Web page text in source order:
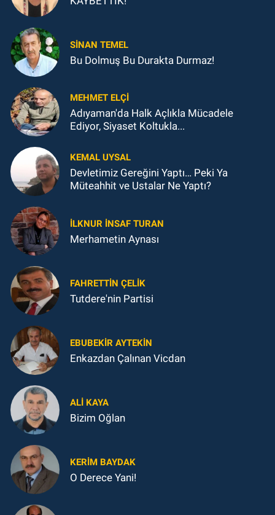
SINAN TEMEL
Bu Dolmuş Bu Durakta Durmaz!
MEHMET ELÇI
Adıyaman'da Halk Açlıkla Mücadele
Ediyor, Siyaset Koltukla...
KEMAL UYSAL
Devletimiz Gereğini Yaptı… Peki Ya
Müteahhit ve Ustalar Ne Yaptı?
İLKNUR İNSAF TURAN
Merhametin Aynası
FAHRETTIN ÇELİK
Tutdere'nin Partisi
EBUBEKIR AYTEKIN
Enkazdan Çalınan Vicdan
ALI KAYA
Bizim Oğlan
KERIM BAYDAK
O Derece Yani!